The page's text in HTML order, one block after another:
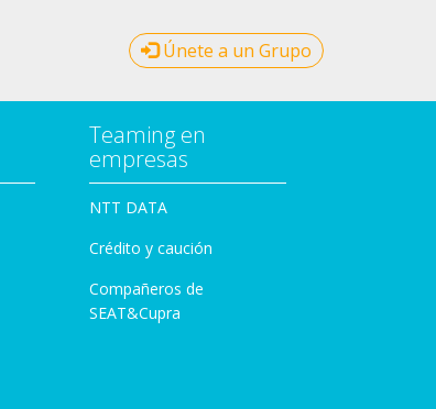
Únete a un Grupo
Teaming en
empresas
NTT DATA
Crédito y caución
Compañeros de
SEAT&Cupra